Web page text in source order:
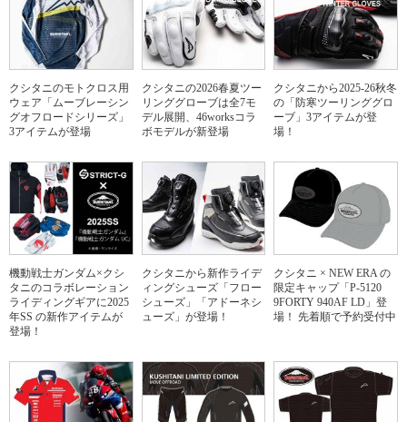
クシタニのモトクロス用
ウェア「ムーブレーシン
グオフロードシリーズ」
3アイテムが登場
クシタニの2026春夏ツー
リンググローブは全7モ
デル展開、46worksコラ
ボモデルが新登場
クシタニから2025-26秋冬
の「防寒ツーリンググロ
ーブ」3アイテムが登
場！
機動戦士ガンダム×クシ
タニのコラボレーション
ライディングギアに2025
年SS の新作アイテムが
登場！
クシタニから新作ライデ
ィングシューズ「フロー
シューズ」「アドーネシ
ューズ」が登場！
クシタニ × NEW ERA の
限定キャップ「P-5120
9FORTY 940AF LD」登
場！ 先着順で予約受付中